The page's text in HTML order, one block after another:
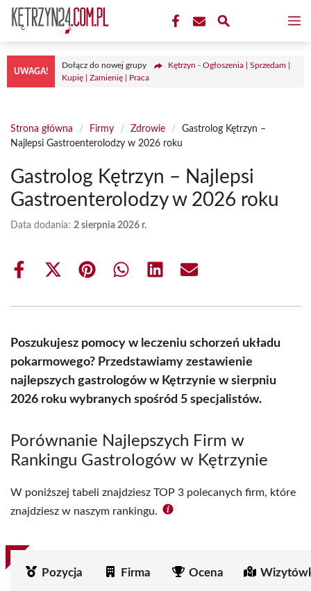
Przejdź
treści
UWAGA!
Dołącz do nowej grupy
Kętrzyn - Ogłoszenia | Sprzedam |
Kupię | Zamienię | Praca
Strona główna / Firmy / Zdrowie /
Gastrolog Kętrzyn –
Najlepsi Gastroenterolodzy w 2026 roku
Gastrolog Kętrzyn – Najlepsi
Gastroenterolodzy w 2026 roku
Data dodania: 2 sierpnia 2026 r.
Share
Share
(Twitter)
Share Share Share Share
Poszukujesz pomocy w leczeniu schorzeń układu
pokarmowego? Przedstawiamy zestawienie
najlepszych gastrologów w Kętrzynie w sierpniu
2026 roku wybranych spośród 5 specjalistów.
Porównanie Najlepszych Firm w
Rankingu Gastrologów w Kętrzynie
W poniższej tabeli znajdziesz TOP 3 polecanych firm, które
znajdziesz w naszym rankingu.
Pozycja Firma Ocena